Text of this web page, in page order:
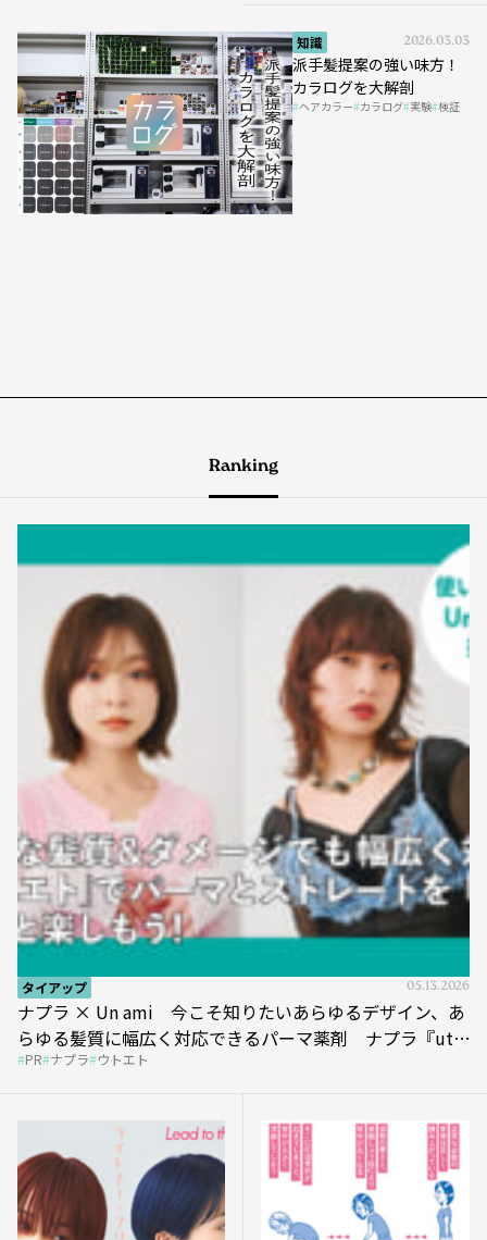
知識 2026.03.03
派手髪提案の強い味方！
カラログを大解剖
ヘアカラー カラログ 実験 検証
Ranking
タイアップ 05.13.2026
ナプラ × Un ami 今こそ知りたいあらゆるデザイン、あ
らゆる髪質に幅広く対応できるパーマ薬剤 ナプラ『ut-
et』
PR ナプラ ウトエト